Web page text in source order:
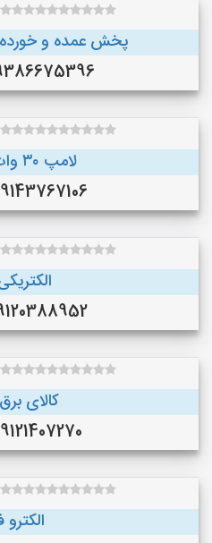
پخش عمده و خورده
09386675396
لامپ ۳۰ وات آفتابی
09143767106
09120388952
کالای
09121407270
الکترو